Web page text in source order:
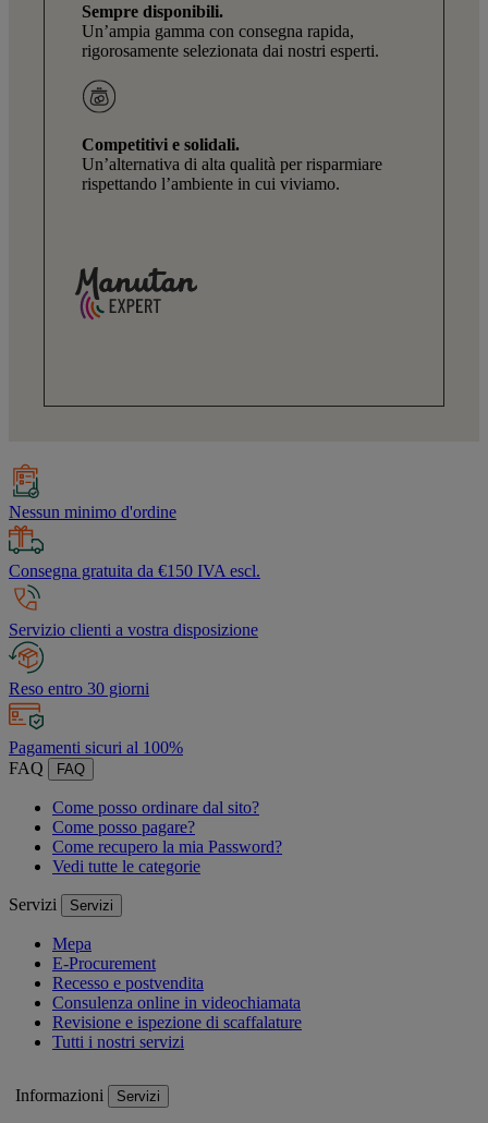
Sempre disponibili.
Un’ampia gamma con consegna rapida,
rigorosamente selezionata dai nostri esperti.
Competitivi e solidali.
Un’alternativa di alta qualità per risparmiare
rispettando l’ambiente in cui viviamo.
Nessun minimo d'ordine
Consegna gratuita da €150 IVA escl.
Servizio clienti a vostra disposizione
Reso entro 30 giorni
Pagamenti sicuri al 100%
FAQ
FAQ
Come posso ordinare dal sito?
Come posso pagare?
Come recupero la mia Password?
Vedi tutte le categorie
Servizi Servizi
Mepa
E-Procurement
Recesso e postvendita
Consulenza online in videochiamata
Revisione e ispezione di scaffalature
Tutti i nostri servizi
Informazioni Servizi